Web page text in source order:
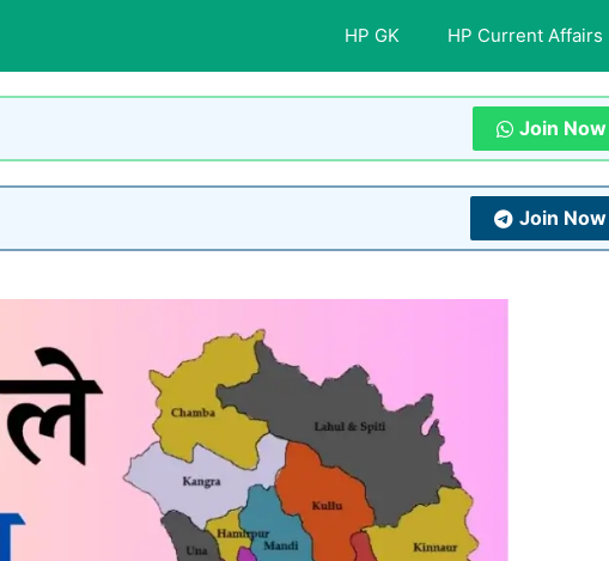
HP GK HP Current Affairs
Join Now
Join Now